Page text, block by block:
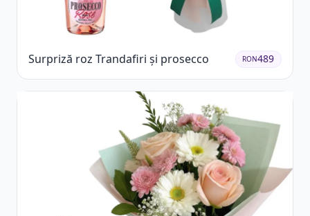
Surpriză roz Trandafiri și prosecco RON489